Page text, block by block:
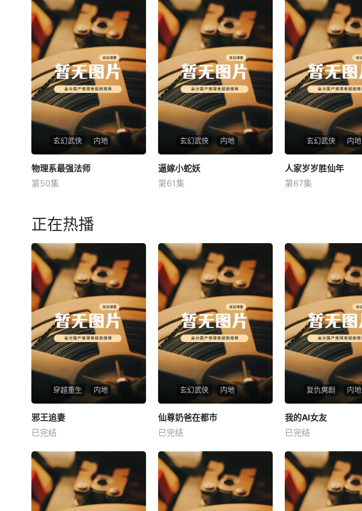
玄幻武侠 内地
物理系最强法师
未知
物理系最强法师
第50集
玄幻武侠 内地
逼嫁小蛇妖
未知
逼嫁小蛇妖
第61集
玄幻武侠 内地
人家岁岁胜仙年
未知
人家岁岁胜仙年
第67集
正在热播
穿越重生 内地
邪王追妻
未知
邪王追妻
已完结
玄幻武侠 内地
仙尊奶爸在都市
未知
仙尊奶爸在都市
已完结
复仇爽剧 内地
我的AI女友
未知
我的AI女友
已完结